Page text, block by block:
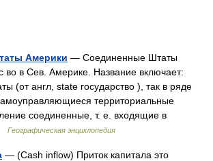
Америки — Соединенные Штаты
в Сев. Америке. Название включает:
(от англ, state государство ), так в ряде
территориальные
соединенные, т. е. входящие в
Географическая энциклопедия
— (Cash inflow) Приток капитала это